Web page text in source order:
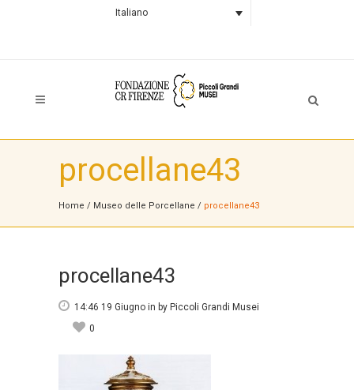
Italiano
procellane43
Home / Museo delle Porcellane / procellane43
procellane43
14:46 19 Giugno in by Piccoli Grandi Musei
0